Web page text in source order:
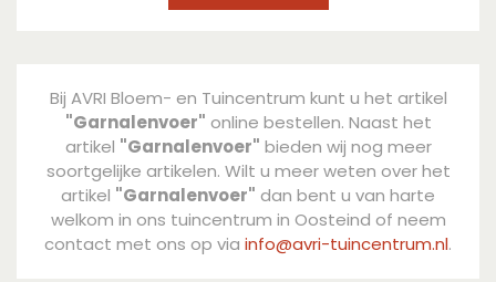
Bij AVRI Bloem- en Tuincentrum kunt u het artikel
"Garnalenvoer" online bestellen. Naast het
artikel "Garnalenvoer" bieden wij nog meer
soortgelijke artikelen. Wilt u meer weten over het
artikel "Garnalenvoer" dan bent u van harte
welkom in ons tuincentrum in Oosteind of neem
contact met ons op via info@avri-tuincentrum.nl.